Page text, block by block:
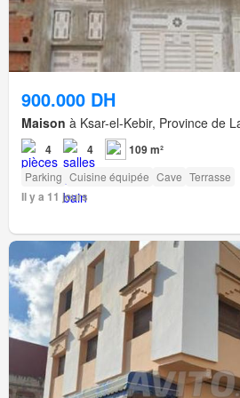
900.000 DH
Maison à Ksar-el-Kebir, Province de
4 4 109 m²
Parking Cuisine équipée Cave Terrasse
Il y a 11 jours